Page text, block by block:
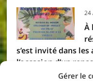
Gérer le
24
À
s’est invité dans
l’occasion d’un
des saveurs